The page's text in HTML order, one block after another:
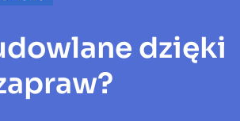
dzięki